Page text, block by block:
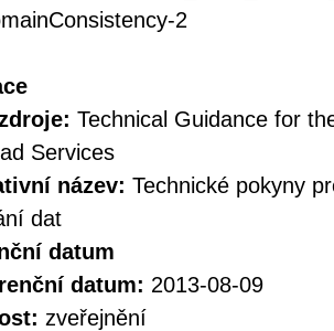
2
Technical Guidance for
Services
název: Technické pokyny
dat
datum
datum: 2013-08-09
zveřejnění